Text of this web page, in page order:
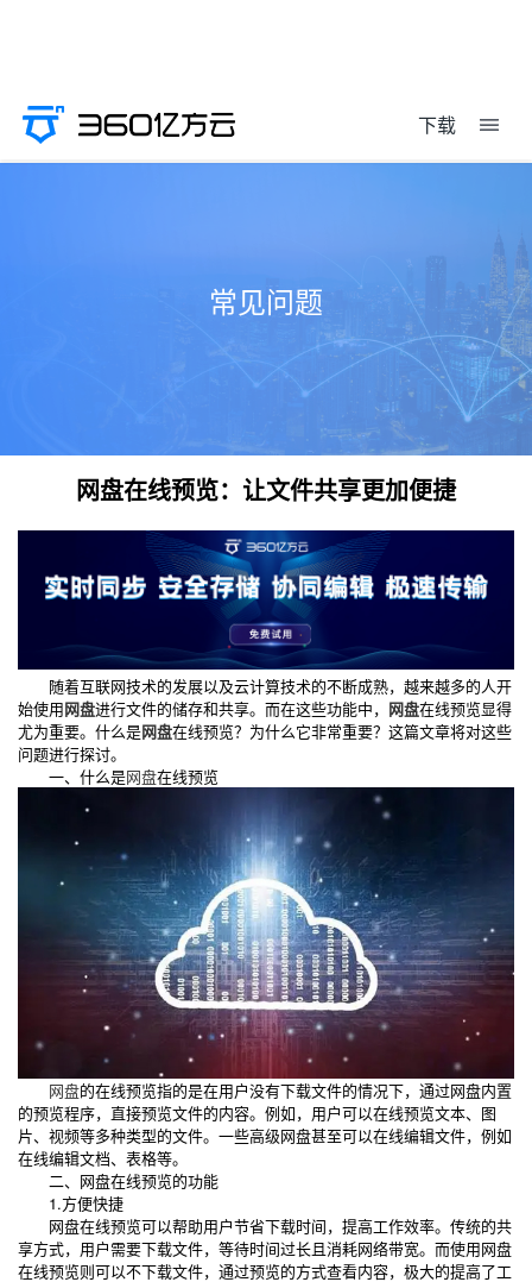
下载
常见问题
网盘在线预览：让文件共享更加便捷
随着互联网技术的发展以及云计算技术的不断成熟，越来越多的人开
始使用网盘进行文件的储存和共享。而在这些功能中， 网盘在线预览显得
尤为重要。什么是网盘在线预览？为什么它非常重要？这篇文章将对这些
问题进行探讨。
一、什么是网盘在线预览
网盘的在线预览指的是在用户没有下载文件的情况下，通过网盘内置
的预览程序，直接预览文件的内容。例如，用户可以在线预览文本、图
片、视频等多种类型的文件。一些高级网盘甚至可以在线编辑文件，例如
在线编辑文档、表格等。
二、网盘在线预览的功能
1.方便快捷
网盘在线预览可以帮助用户节省下载时间，提高工作效率。传统的共
享方式，用户需要下载文件，等待时间过长且消耗网络带宽。而使用网盘
在线预览则可以不下载文件，通过预览的方式查看内容，极大的提高了工